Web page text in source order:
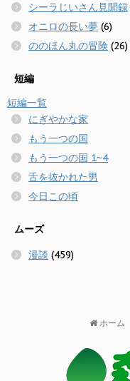
シーラじいさん見聞録
オニロの長い夢 (6)
ののほん丸の冒険 (26)
短編
短編一覧
にぎやかな家
もう一つの国
もう一つの国 1~4
舌を抜かれた男
今日この頃
ムーズ
漫談 (459)
ホーム